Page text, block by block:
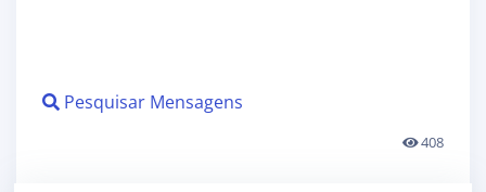
Pesquisar Mensagens
408